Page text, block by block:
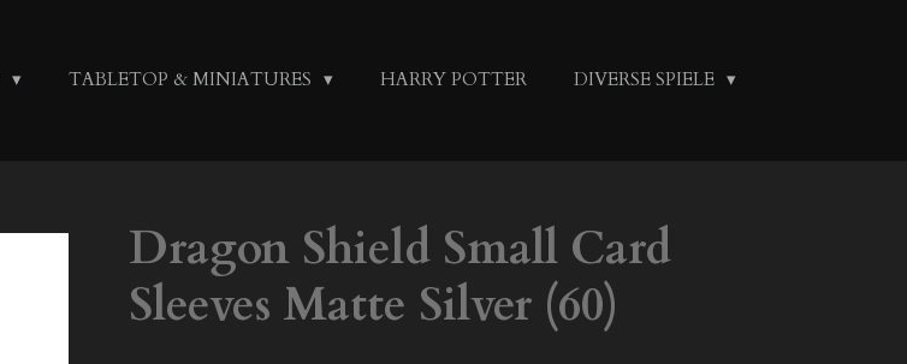
TABLETOP & MINIATURES HARRY POTTER
DIVERSE SPIELE
Dragon Shield Small Card
Sleeves Matte Silver (60)